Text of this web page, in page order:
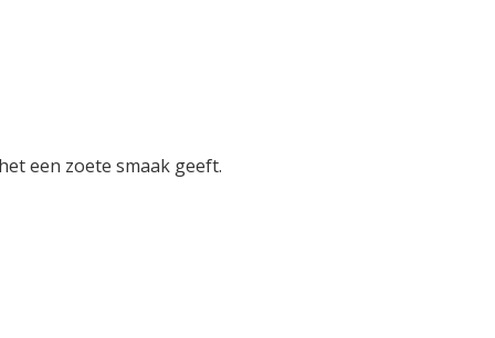
een zoete smaak geeft.